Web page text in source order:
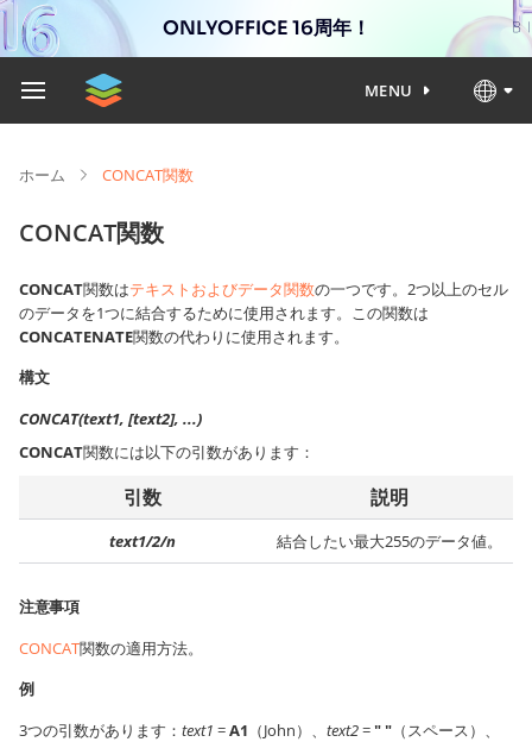
ONLYOFFICE 16周年！
MENU
ホーム CONCAT関数
CONCAT関数
CONCAT関数はテキストおよびデータ関数の一つです。2つ以上のセル
のデータを1つに結合するために使用されます。この関数は
CONCATENATE関数の代わりに使用されます。
構文
CONCAT(text1, [text2], ...)
CONCAT関数には以下の引数があります：
引数 説明
text1/2/n 結合したい最大255のデータ値。
注意事項
CONCAT関数の適用方法。
例
3つの引数があります： text1 =A1 （John）、 text2=" " （スペース）、